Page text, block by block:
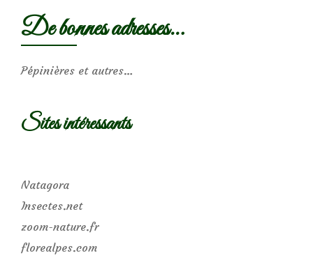
De bonnes adresses…
Pépinières et autres…
Sites intéressants
Natagora
Insectes.net
zoom-nature.fr
florealpes.com